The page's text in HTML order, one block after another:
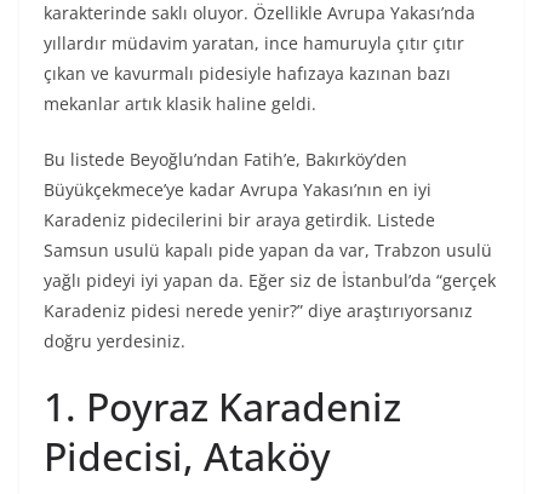
karakterinde saklı oluyor. Özellikle Avrupa Yakası’nda
yıllardır müdavim yaratan, ince hamuruyla çıtır çıtır
çıkan ve kavurmalı pidesiyle hafızaya kazınan bazı
mekanlar artık klasik haline geldi.
Bu listede Beyoğlu’ndan Fatih’e, Bakırköy’den
Büyükçekmece’ye kadar Avrupa Yakası’nın en iyi
Karadeniz pidecilerini bir araya getirdik. Listede
Samsun usulü kapalı pide yapan da var, Trabzon usulü
yağlı pideyi iyi yapan da. Eğer siz de İstanbul’da “gerçek
Karadeniz pidesi nerede yenir?” diye araştırıyorsanız
doğru yerdesiniz.
1. Poyraz Karadeniz
Pidecisi, Ataköy